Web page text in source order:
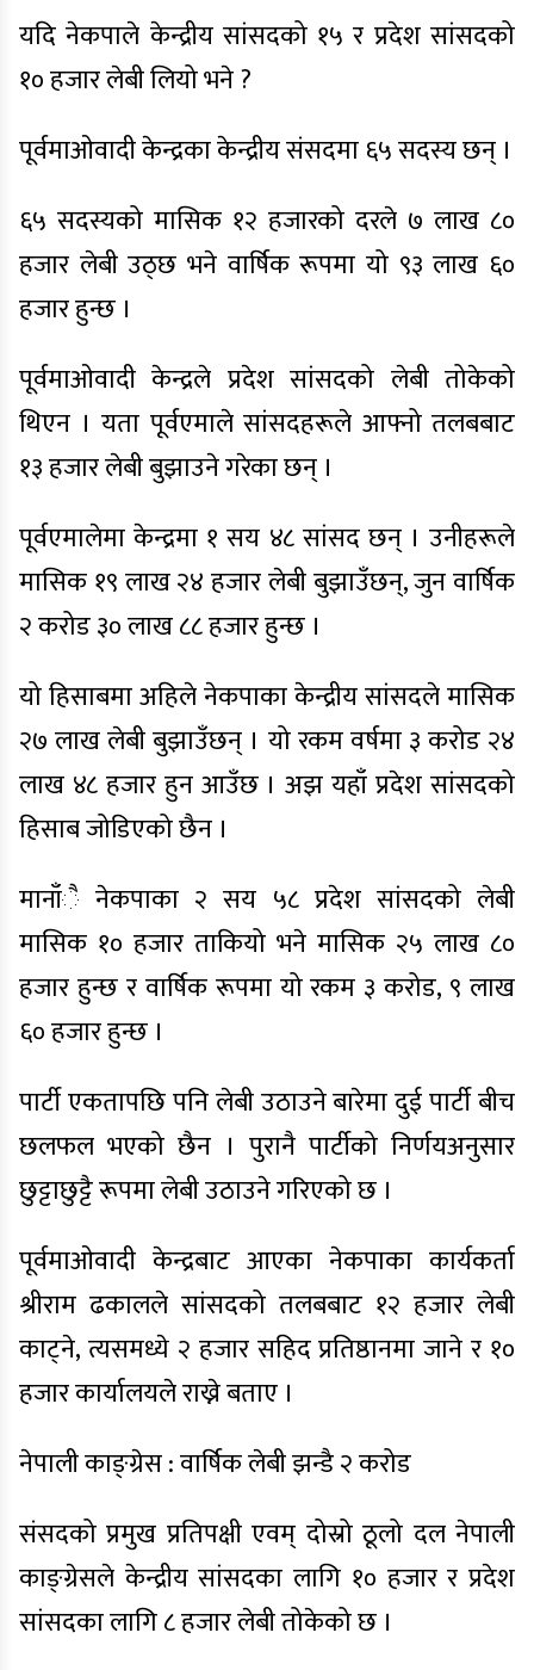
यदि नेकपाले केन्द्रीय सांसदको १५ र प्रदेश सांसदको
१० हजार लेबी लियो भने ?
पूर्वमाओवादी केन्द्रका केन्द्रीय संसदमा ६५ सदस्य छन् ।
६५ सदस्यको मासिक १२ हजारको दरले ७ लाख ८०
हजार लेबी उठ्छ भने वार्षिक रूपमा यो ९३ लाख ६०
हजार हुन्छ ।
पूर्वमाओवादी केन्द्रले प्रदेश सांसदको लेबी तोकेको
थिएन । यता पूर्वएमाले सांसदहरूले आफ्नो तलबबाट
१३ हजार लेबी बुझाउने गरेका छन् ।
पूर्वएमालेमा केन्द्रमा १ सय ४८ सांसद छन् । उनीहरूले
मासिक १९ लाख २४ हजार लेबी बुझाउँछन्, जुन वार्षिक
२ करोड ३० लाख ८८ हजार हुन्छ ।
यो हिसाबमा अहिले नेकपाका केन्द्रीय सांसदले मासिक
२७ लाख लेबी बुझाउँछन् । यो रकम वर्षमा ३ करोड २४
लाख ४८ हजार हुन आउँछ । अझ यहाँ प्रदेश सांसदको
हिसाब जोडिएको छैन ।
मानाँै नेकपाका २ सय ५८ प्रदेश सांसदको लेबी
मासिक १० हजार ताकियो भने मासिक २५ लाख ८०
हजार हुन्छ र वार्षिक रूपमा यो रकम ३ करोड, ९ लाख
६० हजार हुन्छ ।
पार्टी एकतापछि पनि लेबी उठाउने बारेमा दुई पार्टी बीच
छलफल भएको छैन । पुरानै पार्टीको निर्णयअनुसार
छुट्टाछुट्टै रूपमा लेबी उठाउने गरिएको छ ।
पूर्वमाओवादी केन्द्रबाट आएका नेकपाका कार्यकर्ता
श्रीराम ढकालले सांसदको तलबबाट १२ हजार लेबी
काट्ने, त्यसमध्ये २ हजार सहिद प्रतिष्ठानमा जाने र १०
हजार कार्यालयले राख्ने बताए ।
नेपाली काङ्ग्रेस : वार्षिक लेबी झन्डै २ करोड
संसदको प्रमुख प्रतिपक्षी एवम् दोस्रो ठूलो दल नेपाली
काङ्ग्रेसले केन्द्रीय सांसदका लागि १० हजार र प्रदेश
सांसदका लागि ८ हजार लेबी तोकेको छ ।